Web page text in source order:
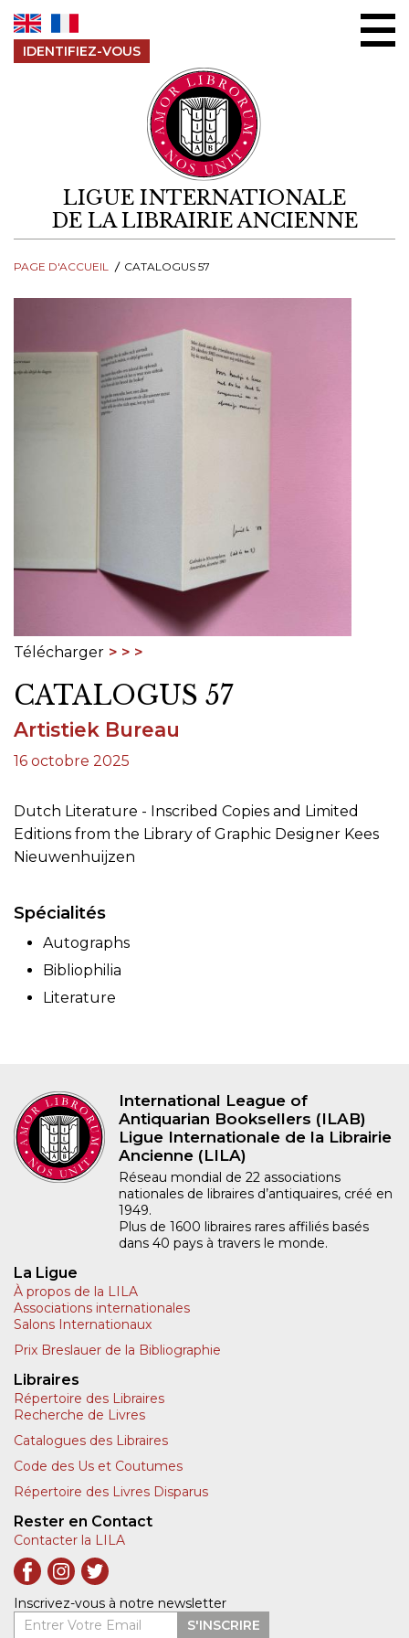
IDENTIFIEZ-VOUS
LIGUE INTERNATIONALE
DE LA LIBRAIRIE ANCIENNE
PAGE D'ACCUEIL CATALOGUS 57
Télécharger
CATALOGUS 57
Artistiek Bureau
16 octobre 2025
Dutch Literature - Inscribed Copies and Limited
Editions from the Library of Graphic Designer Kees
Nieuwenhuijzen
Spécialités
Autographs
Bibliophilia
Literature
International League of
Antiquarian Booksellers (ILAB)
Ligue Internationale de la Librairie
Ancienne (LILA)
Réseau mondial de 22 associations
nationales de libraires d’antiquaires, créé en
1949.
Plus de 1600 libraires rares affiliés basés
dans 40 pays à travers le monde.
La Ligue
À propos de la LILA
Associations internationales
Salons Internationaux
Prix Breslauer de la Bibliographie
Libraires
Répertoire des Libraires
Recherche de Livres
Catalogues des Libraires
Code des Us et Coutumes
Répertoire des Livres Disparus
Rester en Contact
Contacter la LILA
Inscrivez-vous à notre newsletter
Entrer Votre Email
S'INSCRIRE